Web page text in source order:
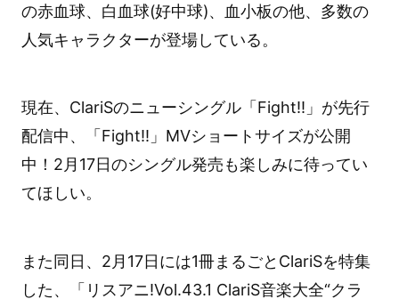
の赤血球、白血球(好中球)、血小板の他、多数の
人気キャラクターが登場している。
現在、ClariSのニューシングル「Fight!!」が先行
配信中、「Fight!!」MVショートサイズが公開
中！2月17日のシングル発売も楽しみに待ってい
てほしい。
また同日、2月17日には1冊まるごとClariSを特集
した、「リスアニ!Vol.43.1 ClariS音楽大全“クラ